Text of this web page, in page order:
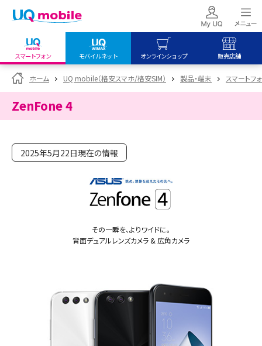
スマートフォン モバイルネット オンラインショップ 販売店舗
my UQ WiMAX
UQ WiMAX ご契約の方
UQ mobile
UQ mobile
オンラインショップ
UQ mobile
販売店舗
ホーム UQ mobile（格安スマホ/格安SIM） 製品・端末 スマートフ
ZenFone 4
2025年5月22日現在の情報
その一瞬を、よりワイドに。
背面デュアルレンズカメラ & 広角カメラ